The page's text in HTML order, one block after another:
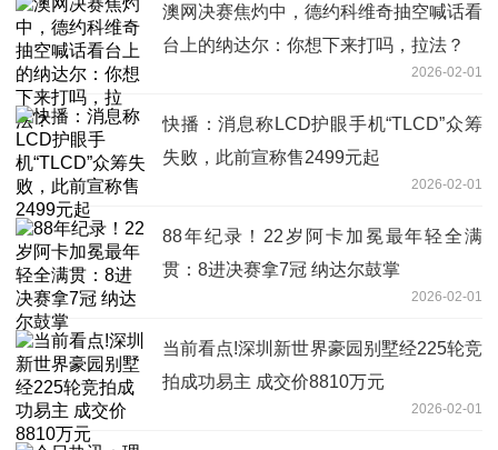
澳网决赛焦灼中，德约科维奇抽空喊话看
台上的纳达尔：你想下来打吗，拉法？
2026-02-01
快播：消息称LCD护眼手机“TLCD”众筹
失败，此前宣称售2499元起
2026-02-01
88年纪录！22岁阿卡加冕最年轻全满
贯：8进决赛拿7冠 纳达尔鼓掌
2026-02-01
当前看点!深圳新世界豪园别墅经225轮竞
拍成功易主 成交价8810万元
2026-02-01